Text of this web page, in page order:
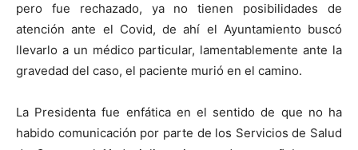
pero fue rechazado, ya no tienen posibilidades de
atención ante el Covid, de ahí el Ayuntamiento buscó
llevarlo a un médico particular, lamentablemente ante la
gravedad del caso, el paciente murió en el camino.
La Presidenta fue enfática en el sentido de que no ha
habido comunicación por parte de los Servicios de Salud